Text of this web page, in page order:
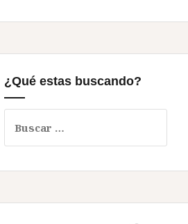
¿Qué estas buscando?